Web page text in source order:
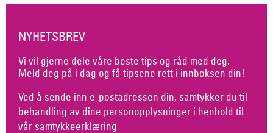
NYHETSBREV
Vi vil gjerne dele våre beste tips og råd med deg.
Meld deg på i dag og få tipsene rett i innboksen din!
Ved å sende inn e-postadressen din, samtykker du til
behandling av dine personopplysninger i henhold til
vår samtykkeerklæring